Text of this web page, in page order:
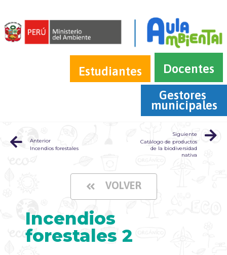
Estudiantes
Docentes
Gestores
municipales
Anterior
Incendios forestales
Siguiente
Catálogo de productos
de la biodiversidad
nativa
VOLVER
Incendios
forestales 2